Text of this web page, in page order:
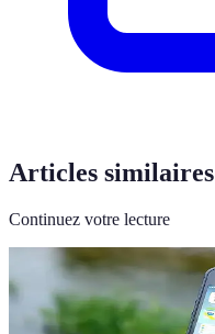
Articles similaires
Continuez votre lecture